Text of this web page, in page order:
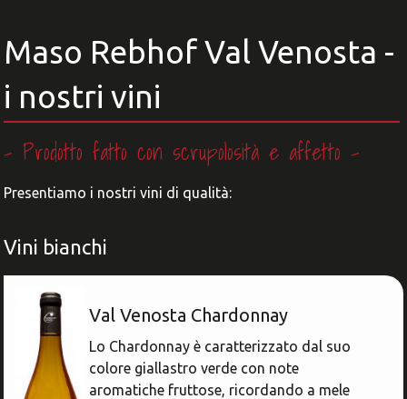
Maso Rebhof Val Venosta -
i nostri vini
- Prodotto fatto con scrupolosità e affetto -
Presentiamo i nostri vini di qualità:
Vini bianchi
Val Venosta Chardonnay
Lo Chardonnay è caratterizzato dal suo
colore giallastro verde con note
aromatiche fruttose, ricordando a mele